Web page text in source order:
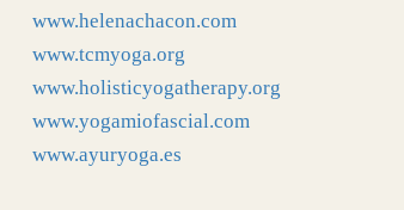
www.helenachacon.com
www.tcmyoga.org
www.holisticyogatherapy.org
www.yogamiofascial.com
www.ayuryoga.es